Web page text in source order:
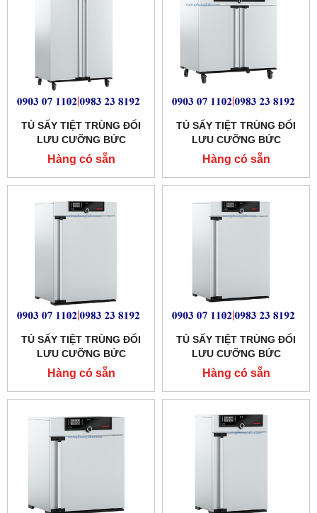
TỦ SẤY TIỆT TRÙNG ĐỐI
LƯU CƯỠNG BỨC
MEMMERT 749 LÍT
MODEL:SF750
Hàng có sẵn
TỦ SẤY TIỆT TRÙNG ĐỐI
LƯU CƯỠNG BỨC
MEMMERT 449 LÍT MODEL:
SF450
Hàng có sẵn
TỦ SẤY TIỆT TRÙNG ĐỐI
LƯU CƯỠNG BỨC
MEMMERT 256 LÍT
MODEL:SF260
Hàng có sẵn
TỦ SẤY TIỆT TRÙNG ĐỐI
LƯU CƯỠNG BỨC
MEMMERT 161 LÍT MODEL:
SF160
Hàng có sẵn